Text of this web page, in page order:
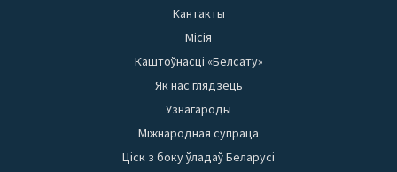
Кантакты
Місія
Каштоўнасці «Белсату»
Як нас глядзець
Узнагароды
Міжнародная супраца
Ціск з боку ўладаў Беларусі